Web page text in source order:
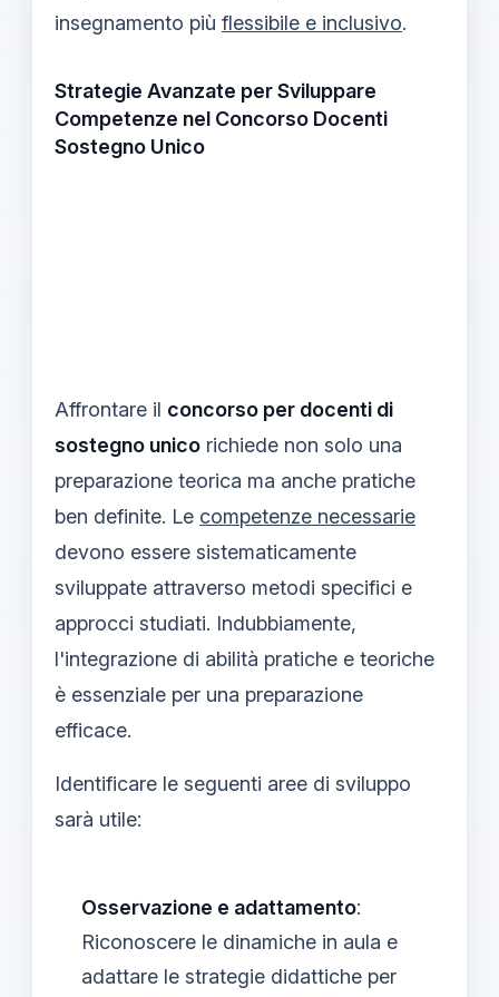
insegnamento più flessibile e inclusivo.
Strategie Avanzate per Sviluppare
Competenze nel Concorso Docenti
Sostegno Unico
Affrontare il concorso per docenti di
sostegno unico richiede non solo una
preparazione teorica ma anche pratiche
ben definite. Le competenze necessarie
devono essere sistematicamente
sviluppate attraverso metodi specifici e
approcci studiati. Indubbiamente,
l'integrazione di abilità pratiche e teoriche
è essenziale per una preparazione
efficace.
Identificare le seguenti aree di sviluppo
sarà utile:
Osservazione e adattamento:
Riconoscere le dinamiche in aula e
adattare le strategie didattiche per